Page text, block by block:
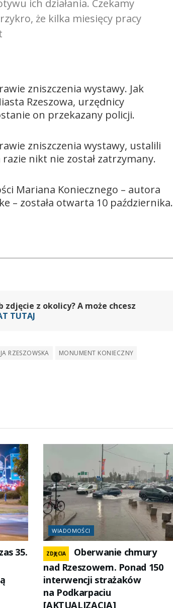
ich działania. Czekamy
że kilka miesięcy pracy
zniszczenia wystawy. Jak
Rzeszowa, urzędnicy
on przekazany policji.
zniszczenia wystawy, ustalili
nikt nie został zatrzymany.
Mariana Koniecznego – autora
– została otwarta 10 października.
z okolicy? A może chcesz
TUTAJ
RZESZOWSKA
MONUMENT KONIECZNY
35.
WIADOMOŚCI
ZDJĘCIA
Oberwanie chmury
nad Rzeszowem. Ponad 150
interwencji strażaków
na Podkarpaciu
[AKTUALIZACJA]